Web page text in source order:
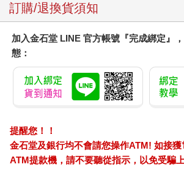
訂購/退換貨須知
加入金石堂 LINE 官方帳號『完成綁定』
態：
提醒您！！
金石堂及銀行均不會請您操作ATM! 如接
ATM提款機，請不要聽從指示，以免受騙上